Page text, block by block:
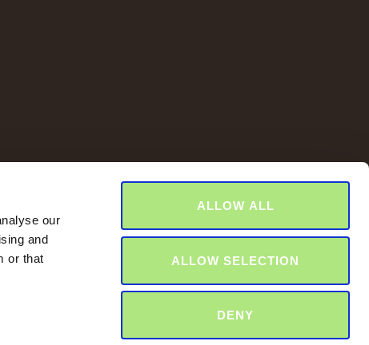
our
and
or that
ALLOW ALL
ALLOW SELECTION
DENY